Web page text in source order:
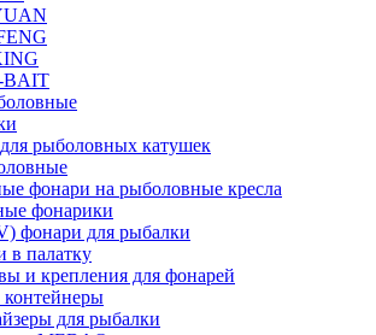
BAIT
рыболовных катушек
фонари на рыболовные кресла
фонарики
фонари для рыбалки
в палатку
и крепления для фонарей
для рыбалки